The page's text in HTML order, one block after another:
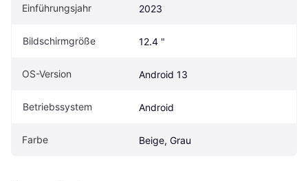
Einführungsjahr 2023
Bildschirmgröße 12.4 "
OS-Version Android 13
Betriebssystem Android
Farbe Beige, Grau